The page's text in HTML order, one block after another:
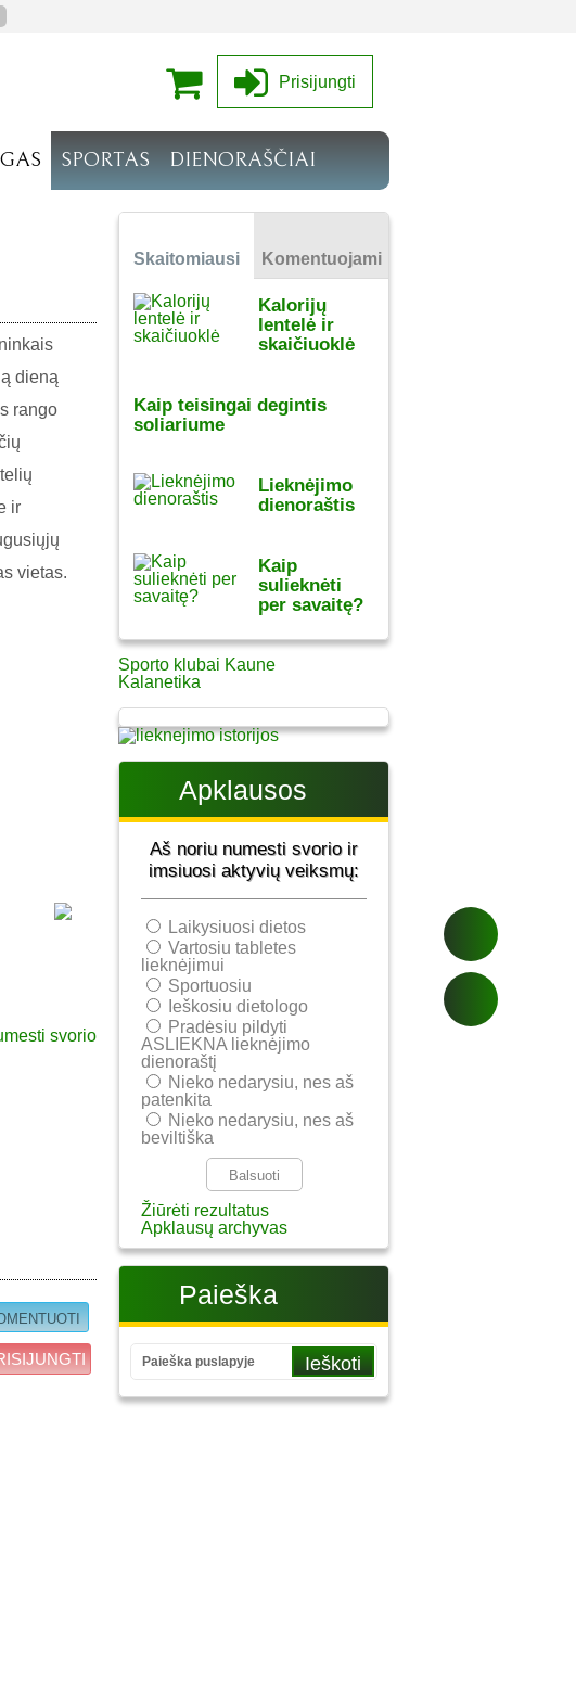
Prisijungti
SPORTAS DIENORAŠČIAI
dieną
rango
ir
vietas.
Skaitomiausi Komentuojami
Kalorijų
lentelė ir
skaičiuoklė
Kaip teisingai degintis
soliariume
Lieknėjimo
dienoraštis
Kaip
sulieknėti
per savaitę?
Sporto klubai Kaune
Kalanetika
Apklausos
Aš noriu numesti svorio ir
imsiuosi aktyvių veiksmų:
Laikysiuosi dietos
Vartosiu tabletes
lieknėjimui
Sportuosiu
Ieškosiu dietologo
Pradėsiu pildyti
ASLIEKNA lieknėjimo
dienoraštį
Nieko nedarysiu, nes aš
patenkita
Nieko nedarysiu, nes aš
beviltiška
Žiūrėti rezultatus
Apklausų archyvas
Paieška